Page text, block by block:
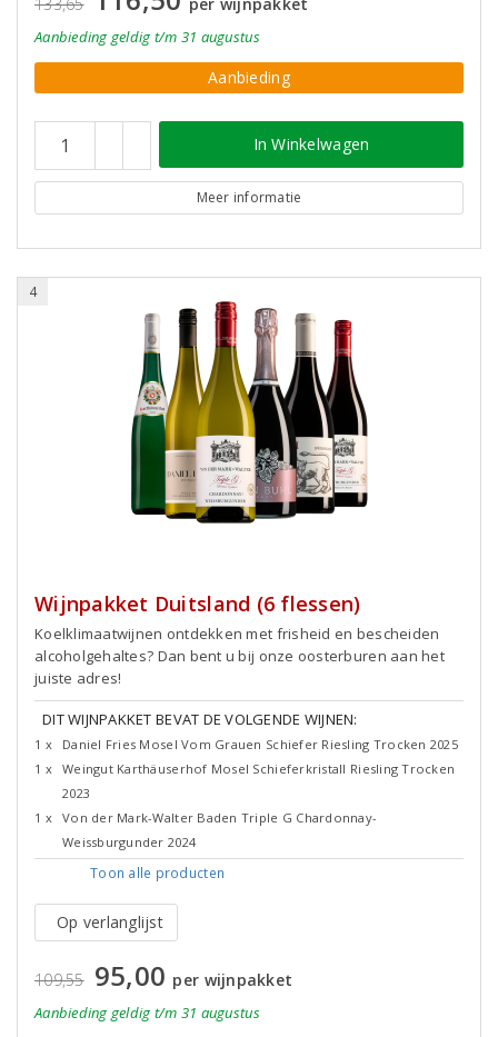
Aanbieding geldig t/m 31 augustus
Aanbieding
In Winkelwagen
Meer informatie
4
Wijnpakket Duitsland (6 flessen)
Koelklimaatwijnen ontdekken met frisheid en bescheiden
alcoholgehaltes? Dan bent u bij onze oosterburen aan het
juiste adres!
DIT WIJNPAKKET BEVAT DE VOLGENDE WIJNEN:
1 x
Daniel Fries Mosel Vom Grauen Schiefer Riesling Trocken 2025
1 x
Weingut Karthäuserhof Mosel Schieferkristall Riesling Trocken
2023
1 x
Von der Mark-Walter Baden Triple G Chardonnay-
Weissburgunder 2024
Toon alle producten
Op verlanglijst
109,55 95,00 per wijnpakket
Aanbieding geldig t/m 31 augustus